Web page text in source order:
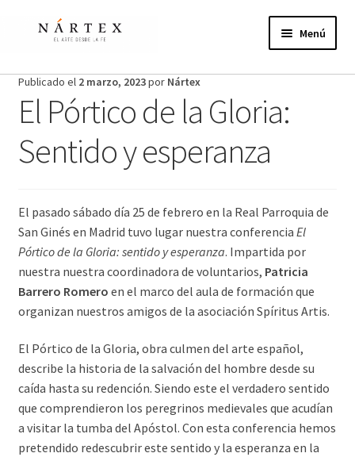
Menú
Inicio
Actividades
Proyectos de verano
Publicaciones
Nosotros
Publicado el 2 marzo, 2023por Nártex
El Pórtico de la Gloria:
Sentido y esperanza
El pasado sábado día 25 de febrero en la Real Parroquia de
San Ginés en Madrid tuvo lugar nuestra conferencia El
Pórtico de la Gloria: sentido y esperanza. Impartida por
nuestra nuestra coordinadora de voluntarios, Patricia
Barrero Romero en el marco del aula de formación que
organizan nuestros amigos de la asociación Spíritus Artis.
El Pórtico de la Gloria, obra culmen del arte español,
describe la historia de la salvación del hombre desde su
caída hasta su redención. Siendo este el verdadero sentido
que comprendieron los peregrinos medievales que acudían
a visitar la tumba del Apóstol. Con esta conferencia hemos
pretendido redescubrir este sentido y la esperanza en la